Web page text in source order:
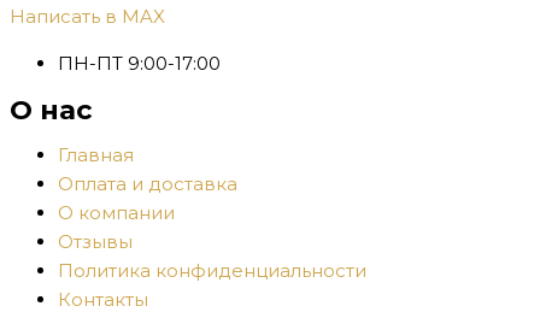
Написать в MAX
ПН-ПТ 9:00-17:00
О нас
Главная
Оплата и доставка
О компании
Отзывы
Политика конфиденциальности
Контакты